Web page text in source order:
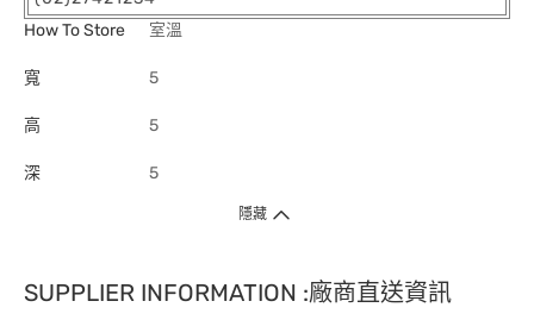
How To Store
室溫
寬 5
高 5
深 5
隱藏
SUPPLIER INFORMATION :廠商直送資訊